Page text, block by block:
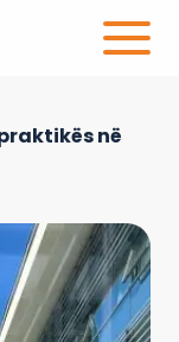
në